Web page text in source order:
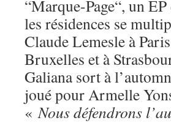
“Marque-Page“, un
les résidences se
Claude Lemesle à
Bruxelles et à
Galiana sort à
joué pour Armelle
«Nous défendrons